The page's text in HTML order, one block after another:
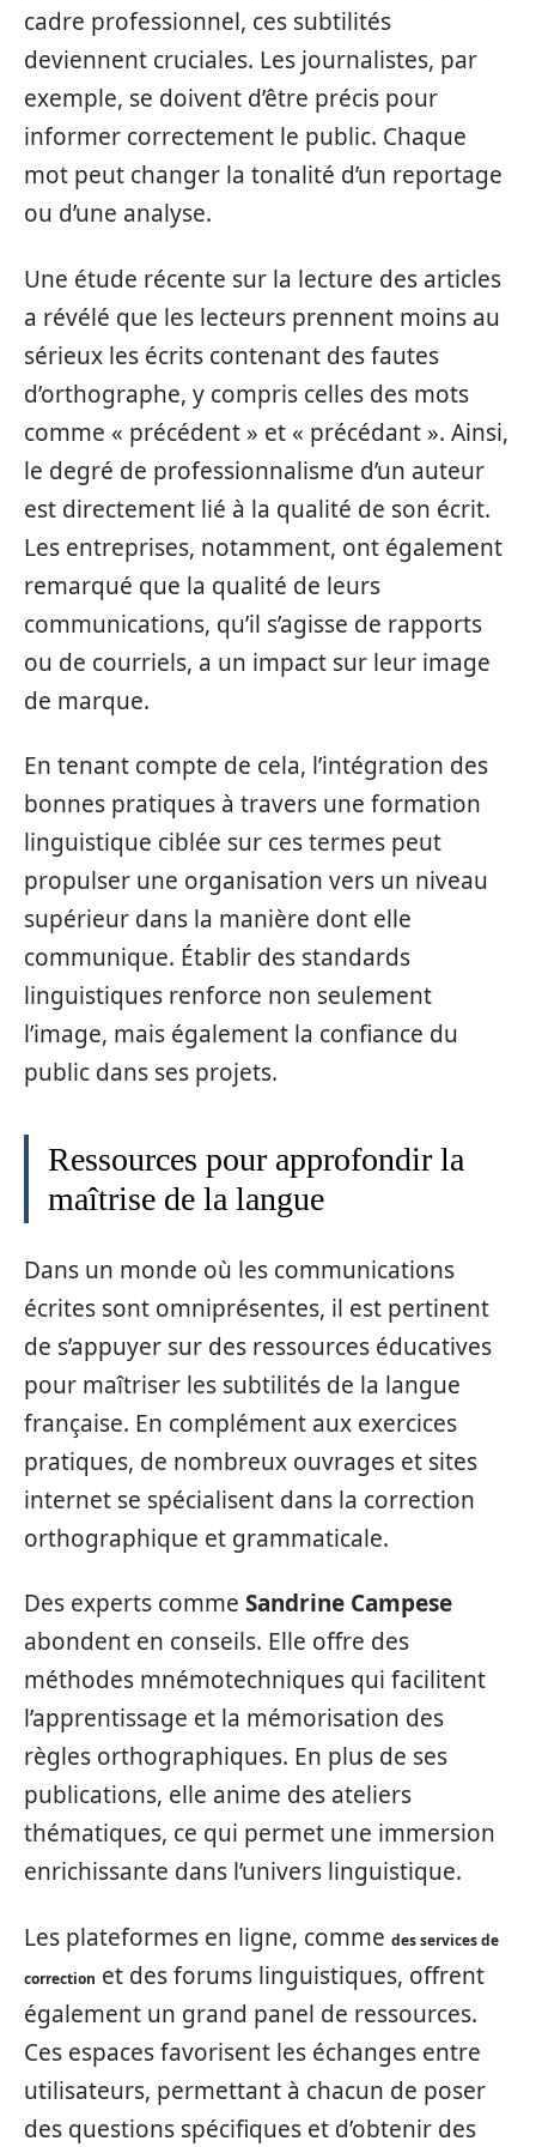
cadre professionnel, ces subtilités
deviennent cruciales. Les journalistes, par
exemple, se doivent d’être précis pour
informer correctement le public. Chaque
mot peut changer la tonalité d’un reportage
ou d’une analyse.
Une étude récente sur la lecture des articles
a révélé que les lecteurs prennent moins au
sérieux les écrits contenant des fautes
d’orthographe, y compris celles des mots
comme « précédent » et « précédant ». Ainsi,
le degré de professionnalisme d’un auteur
est directement lié à la qualité de son écrit.
Les entreprises, notamment, ont également
remarqué que la qualité de leurs
communications, qu’il s’agisse de rapports
ou de courriels, a un impact sur leur image
de marque.
En tenant compte de cela, l’intégration des
bonnes pratiques à travers une formation
linguistique ciblée sur ces termes peut
propulser une organisation vers un niveau
supérieur dans la manière dont elle
communique. Établir des standards
linguistiques renforce non seulement
l’image, mais également la confiance du
public dans ses projets.
Ressources pour approfondir la
maîtrise de la langue
Dans un monde où les communications
écrites sont omniprésentes, il est pertinent
de s’appuyer sur des ressources éducatives
pour maîtriser les subtilités de la langue
française. En complément aux exercices
pratiques, de nombreux ouvrages et sites
internet se spécialisent dans la correction
orthographique et grammaticale.
Des experts comme Sandrine Campese
abondent en conseils. Elle offre des
méthodes mnémotechniques qui facilitent
l’apprentissage et la mémorisation des
règles orthographiques. En plus de ses
publications, elle anime des ateliers
thématiques, ce qui permet une immersion
enrichissante dans l’univers linguistique.
Les plateformes en ligne, comme des services de
correction et des forums linguistiques, offrent
également un grand panel de ressources.
Ces espaces favorisent les échanges entre
utilisateurs, permettant à chacun de poser
des questions spécifiques et d’obtenir des